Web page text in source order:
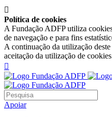

Política de cookies
A Fundação ADFP utiliza
de navegação e para fins
A continuação da utilização
aceitação da utilização de

Apoiar